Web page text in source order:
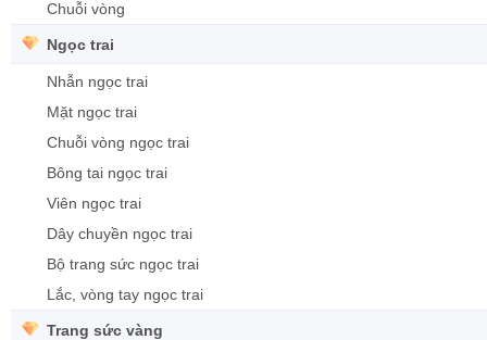
Chuỗi vòng
Ngọc trai
Nhẫn ngọc trai
Mặt ngọc trai
Chuỗi vòng ngọc trai
Bông tai ngọc trai
Viên ngọc trai
Dây chuyền ngọc trai
Bộ trang sức ngọc trai
Lắc, vòng tay ngọc trai
Trang sức vàng